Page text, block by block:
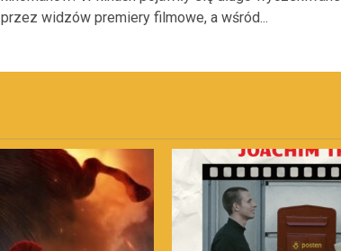
przez widzów premiery filmowe, a wśród...